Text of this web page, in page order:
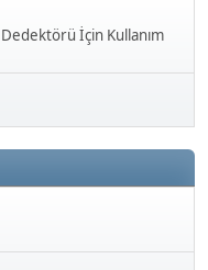
İçin Kullanım